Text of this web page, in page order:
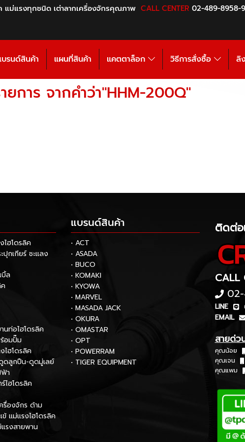
แม่แรงทุกชนิด เต่าลากเครื่องจักรคุณภาพ CALL CENTER 02-489-8958-
บรนด์สินค้า แผนที่สินค้า แคตตาล็อก วิธีการสั่งซื้อ ลิ
การ จากคำว่า"HHM-200Q"
ไฮโดรลิค
กเกียร์ ชะแลง
บิ้ล
านท่อไฮโดรลิค
อมปั๊ม
ไฮโดรลิค
ดลูกปืน-ดูดมู่เลย์
ฟ้า
ไฮโดรลิค
ครื่องจักร ด้าม
ข้ แม่แรงไฮโดรลิค
รงสายพาน
แบรนด์สินค้า
• ACT
• ASADA
• BUCO
• KOMAKI
• KYOWA
• MARVEL
• MASADA JACK
• OKURA
• OMASTAR
• OPT
• POWERRAM
• TIGER EQUIPMENT
ติดต่อ
CALL
02-
LINE
EMAIL
สายด่ว
คุณน้อย
คุณเจน
คุณแพม